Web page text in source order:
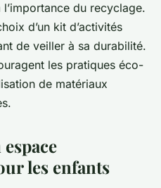
du recyclage.
d’un kit d’activités
de veiller à sa durabilité.
les pratiques éco-
de matériaux
les enfants